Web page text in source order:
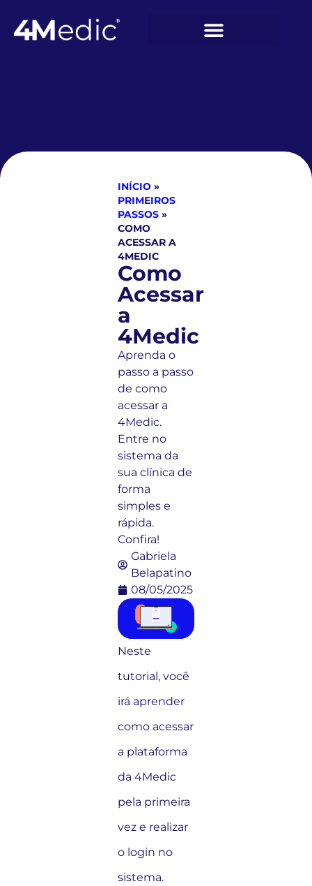
INÍCIO »
PRIMEIROS
PASSOS »
COMO
ACESSAR A
4MEDIC
Como
Acessar
a
4Medic
Aprenda o
passo a passo
de como
acessar a
4Medic.
Entre no
sistema da
sua clínica de
forma
simples e
rápida.
Confira!
Gabriela
Belapatino
08/05/2025
Neste
tutorial, você
irá aprender
como acessar
a plataforma
da 4Medic
pela primeira
vez e realizar
o login no
sistema.